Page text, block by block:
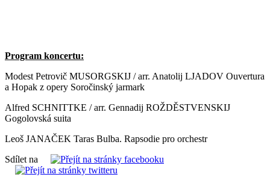
Program koncertu:
Modest Petrovič MUSORGSKIJ / arr. Anatolij LJADOV Ouvertura
a Hopak z opery Soročinský jarmark
Alfred SCHNITTKE / arr. Gennadij ROŽDĚSTVENSKIJ
Gogolovská suita
Leoš JANAČEK Taras Bulba. Rapsodie pro orchestr
Sdílet na